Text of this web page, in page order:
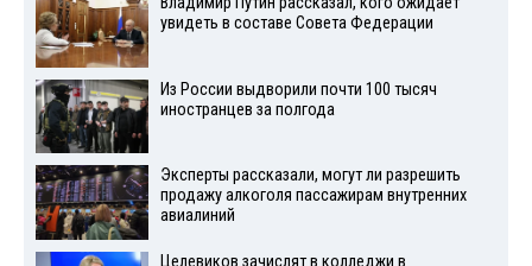
увидеть в составе Совета Федерации
Из России выдворили почти 100 тысяч
иностранцев за полгода
Эксперты рассказали, могут ли разрешить
продажу алкоголя пассажирам внутренних
авиалиний